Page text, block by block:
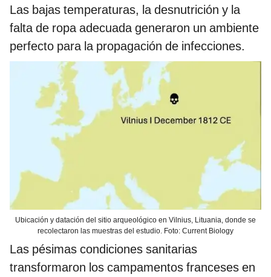
Las bajas temperaturas, la desnutrición y la
falta de ropa adecuada generaron un ambiente
perfecto para la propagación de infecciones.
Ubicación y datación del sitio arqueológico en Vilnius, Lituania, donde se
recolectaron las muestras del estudio. Foto: Current Biology
Las pésimas condiciones sanitarias
transformaron los campamentos franceses en